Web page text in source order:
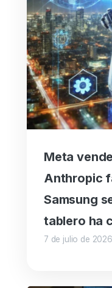
Meta
Anthropic
Samsung
tablero ha
7 de julio de 2026